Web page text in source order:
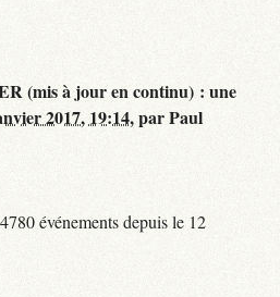
(mis à jour en continu) : une
2017, 19:14,parPaul
événements depuis le 12